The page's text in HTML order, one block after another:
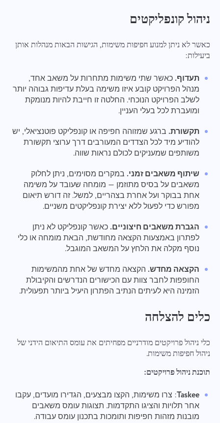
ניהול קונפליקטים
כאשר לא ניתן למנוע חפיפות משימות, הגישות הבאות מנהלות אותן
ביעילות:
תעדוף.כאשר שתי משימות מתחרות על משאב אחד,
מנהל הפרויקט קובע איזו משימה בעלת עדיפות גבוהה יותר
לשלב הפרויקט הנוכחי. החלטה זו חייבת להיות מנומקת
ומועברת לכל בעלי העניין.
תקשורת.ברגע שמזוהה חפיפה או קונפליקט פוטנציאלי, יש
להודיע מיד לכל הצדדים המעורבים דרך ערוצי תקשורת
משותפים שמעניקים לכולם נראות שווה.
שיתוף משאבים זמני.במקרים מסוימים, ניתן לחלוק
משאבים על בסיס מתוזמן — מומחה שעובד על משימה
אחת בבוקר ועל אחרת בצהריים, למשל. זה דורש תיאום
מפורש כדי לפעול ללא יצירת קונפליקטים משניים.
הגברת משאבים חיצוניים.כאשר קונפליקט לא ניתן
לפתרון באמצעות הקצאה מחודשת, הבאת מומחה או כלי
נוסף מקלה את הלחץ על המשאב המוגבל.
הקצאה מחדש.הקצאה מחדש של אחת מהמשימות
החופפות לחבר צוות עם הכישורים הנדרשים והקיבולת
הזמינה היא לעיתים הנתיב הפתרון היעיל ביותר תפעולית.
כלים להצלחה
כלי ניהול פרויקטים מודרניים מפחיתים את עומס התיאום הידני של
ניהול חפיפות משימות.
תוכנת ניהול פרויקטים:
Taskee: צרו משימות, הקצו מבצעים, הגדירו מועדים, עקבו
אחר תלויות והציגו התקדמות. תצוגות עומס משאבים
מובנות מזהות חפיפות ותומכות בתכנון עומס עבודה.